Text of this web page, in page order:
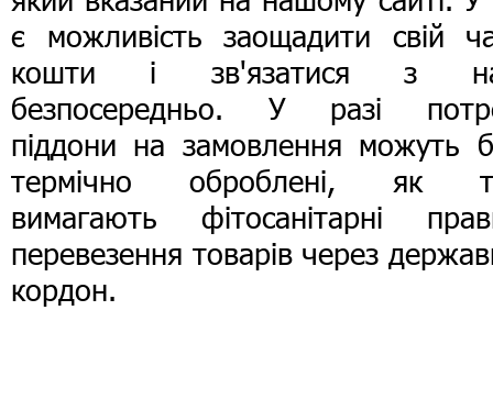
є можливість заощадити свій
кошти і зв'язатися з
безпосередньо. У разі
піддони на замовлення можуть
термічно оброблені, як
вимагають фітосанітарні
перевезення товарів через
кордон.